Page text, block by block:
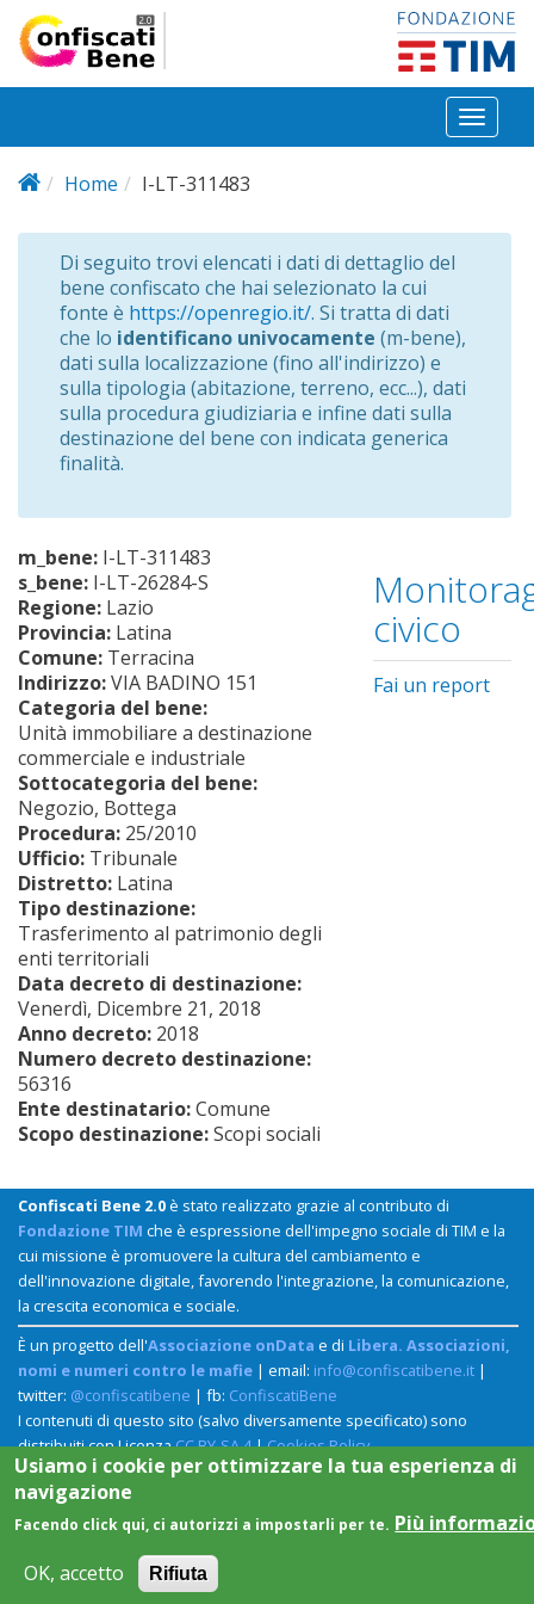
Salta al contenuto principale
Toggle
Home
I-LT-311483
Di seguito trovi elencati i dati di dettaglio del
bene confiscato che hai selezionato la cui
fonte è https://openregio.it/. Si tratta di dati
che lo identificano univocamente (m-bene),
dati sulla localizzazione (fino all'indirizzo) e
sulla tipologia (abitazione, terreno, ecc...), dati
sulla procedura giudiziaria e infine dati sulla
destinazione del bene con indicata generica
finalità.
m_bene: I-LT-311483
s_bene: I-LT-26284-S
Regione: Lazio
Provincia: Latina
Comune: Terracina
Indirizzo:VIA BADINO 151
Categoria del bene:
Unità immobiliare a destinazione
commerciale e industriale
Sottocategoria del bene:
Negozio, Bottega
Procedura: 25/2010
Ufficio: Tribunale
Distretto: Latina
Tipo destinazione:
Trasferimento al patrimonio degli
enti territoriali
Data decreto di destinazione:
Venerdì, Dicembre 21, 2018
Anno decreto: 2018
Numero decreto destinazione:
56316
Ente destinatario:Comune
Scopo destinazione:Scopi sociali
civico
Fai un report
Confiscati Bene 2.0è stato realizzato grazie al contributo di
Fondazione TIM che è espressione dell'impegno sociale di TIM e la
cui missione è promuovere la cultura del cambiamento e
dell'innovazione digitale, favorendo l'integrazione, la comunicazione,
la crescita economica e sociale.
È un progetto dell'Associazione onData e di Libera. Associazioni,
nomi e numeri contro le mafie | email: info@confiscatibene.it |
twitter: @confiscatibene | fb: ConfiscatiBene
I contenuti di questo sito (salvo diversamente specificato) sono
distribuiti con LicenzaCC BY-SA 4|Cookies Policy
Usiamo i cookie per ottimizzare la tua esperienza di
navigazione
Facendo click qui, ci autorizzi a impostarli per te. Più
OK, accetto
Rifiuta